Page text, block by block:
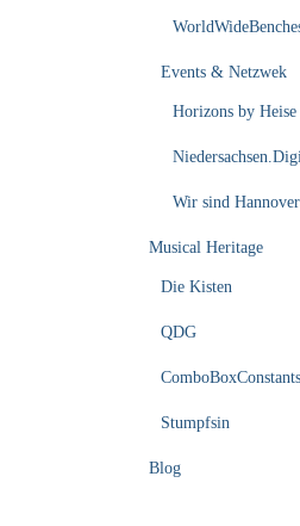
Events & Netzwek
Horizons by Heise
Wir sind
Musical Heritage
Die Kisten
QDG
ComboBoxConstants
Stumpfsin
Blog